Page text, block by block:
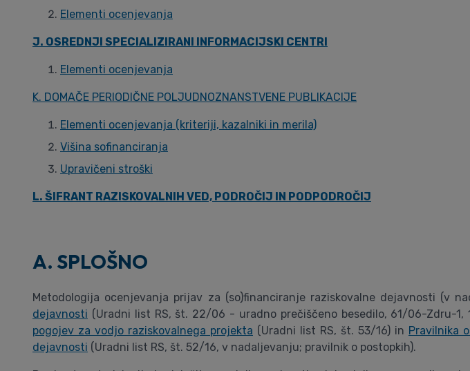
Elementi ocenjevanja
J. OSREDNJI SPECIALIZIRANI INFORMACIJSKI CENTRI
Elementi ocenjevanja
K. DOMAČE PERIODIČNE POLJUDNOZNANSTVENE PUBLIKACIJE
Elementi ocenjevanja (kriteriji, kazalniki in merila)
Višina sofinanciranja
Upravičeni stroški
L. ŠIFRANT RAZISKOVALNIH VED, PODROČIJ IN PODPODROČIJ
A. SPLOŠNO
Metodologija ocenjevanja prijav za (so)financiranje raziskovalne dejavnosti (v
dejavnosti (Uradni list RS, št. 22/06 - uradno prečiščeno besedilo, 61/06-Zdru-1,
pogojev za vodjo raziskovalnega projekta (Uradni list RS, št. 53/16) in Pravilnika
dejavnosti (Uradni list RS, št. 52/16, v nadaljevanju; pravilnik o postopkih).